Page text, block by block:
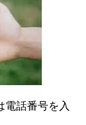
話番号を入